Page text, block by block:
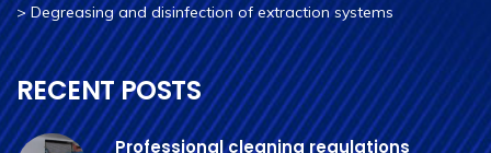
>Degreasing and disinfection of extraction systems
RECENT POSTS
Professional cleaning regulations